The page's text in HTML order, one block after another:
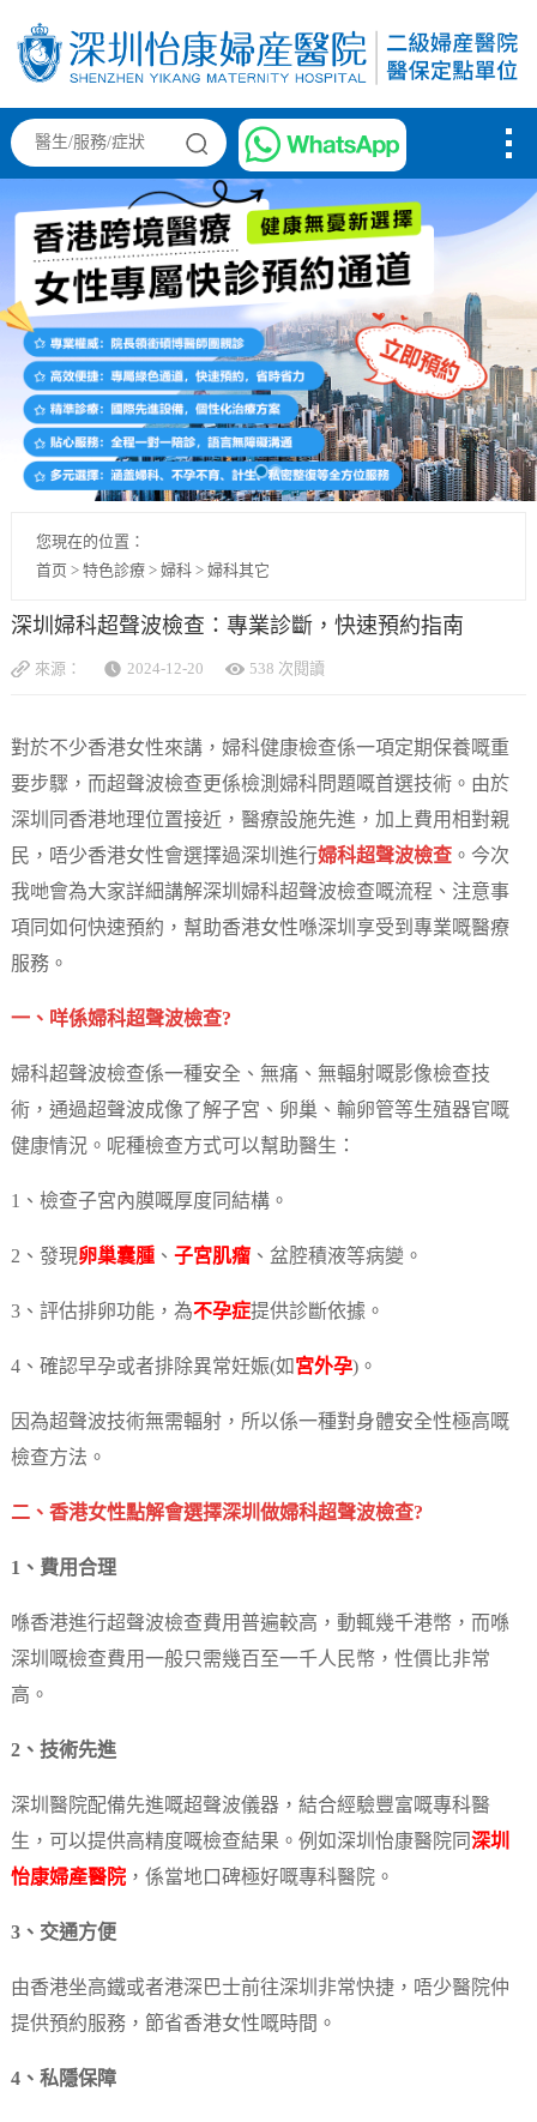
您現在的位置：
首页 > 特色診療> 婦科> 婦科其它
深圳婦科超聲波檢查：專業診斷，快速預約指南
來源： 2024-12-20 538 次閱讀
對於不少香港女性來講，婦科健康檢查係一項定期保養嘅重
要步驟，而超聲波檢查更係檢測婦科問題嘅首選技術。由於
深圳同香港地理位置接近，醫療設施先進，加上費用相對親
民，唔少香港女性會選擇過深圳進行婦科超聲波檢查。今次
我哋會為大家詳細講解深圳婦科超聲波檢查嘅流程、注意事
項同如何快速預約，幫助香港女性喺深圳享受到專業嘅醫療
服務。
一、咩係婦科超聲波檢查?
婦科超聲波檢查係一種安全、無痛、無輻射嘅影像檢查技
術，通過超聲波成像了解子宮、卵巢、輸卵管等生殖器官嘅
健康情況。呢種檢查方式可以幫助醫生：
1、檢查子宮內膜嘅厚度同結構。
2、發現卵巢囊腫、 子宮肌瘤、盆腔積液等病變。
3、評估排卵功能，為不孕症提供診斷依據。
4、確認早孕或者排除異常妊娠(如宮外孕)。
因為超聲波技術無需輻射，所以係一種對身體安全性極高嘅
檢查方法。
二、香港女性點解會選擇深圳做婦科超聲波檢查?
1、費用合理
喺香港進行超聲波檢查費用普遍較高，動輒幾千港幣，而喺
深圳嘅檢查費用一般只需幾百至一千人民幣，性價比非常
高。
2、技術先進
深圳醫院配備先進嘅超聲波儀器，結合經驗豐富嘅專科醫
生，可以提供高精度嘅檢查結果。例如深圳怡康醫院同 深圳
怡康婦產醫院，係當地口碑極好嘅專科醫院。
3、交通方便
由香港坐高鐵或者港深巴士前往深圳非常快捷，唔少醫院仲
提供預約服務，節省香港女性嘅時間。
4、私隱保障